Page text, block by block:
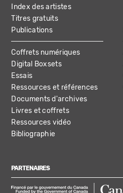
Index des artistes
Titres gratuits
Publications
Coffrets numériques
Digital Boxsets
Essais
Ressources et références
Documents d'archives
Livres et coffrets
Ressources vidéo
Bibliographie
PARTENAIRES